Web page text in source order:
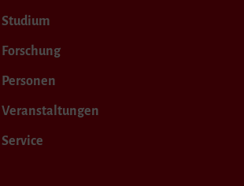
Studium
Forschung
Personen
Veranstaltungen
Service